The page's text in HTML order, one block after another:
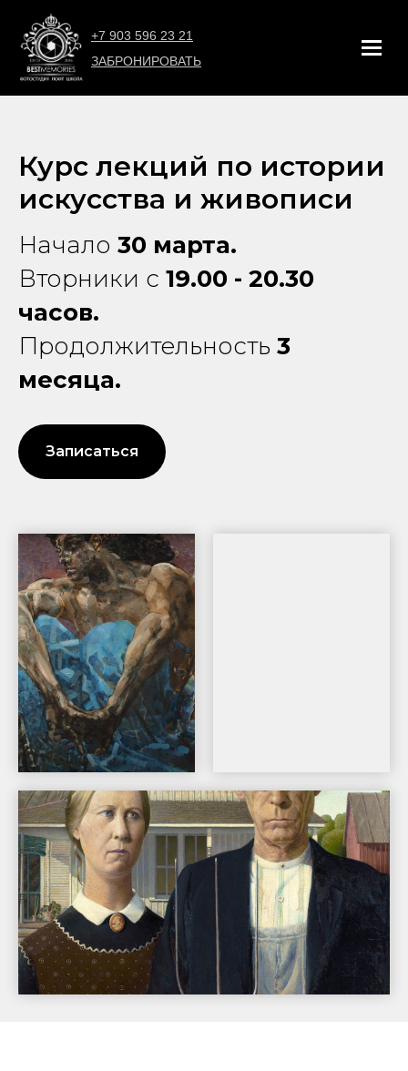
+7 903 596 23 21
ЗАБРОНИРОВАТЬ
Курс лекций по истории
искусства и живописи
Начало 30 марта.
Вторники с 19.00 - 20.30
часов.
Продолжительность 3
месяца.
Записаться